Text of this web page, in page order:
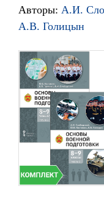
Авторы: А.И.
А.В. Голицын